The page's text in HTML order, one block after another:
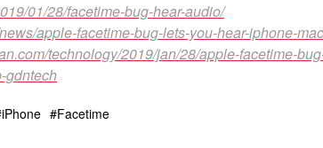
01/28/facetime-bug-hear-audio/
apple-facetime-bug-lets-you-hear-iphone-
technology/2019/jan/28/apple-facetime-
gdntech
iPhone Facetime